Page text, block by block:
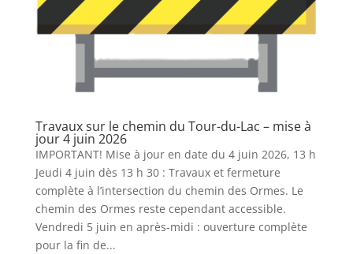
Travaux sur le chemin du Tour-du-Lac – mise à
jour 4 juin 2026
IMPORTANT! Mise à jour en date du 4 juin 2026, 13 h
Jeudi 4 juin dès 13 h 30 : Travaux et fermeture
complète à l’intersection du chemin des Ormes. Le
chemin des Ormes reste cependant accessible.
Vendredi 5 juin en après-midi : ouverture complète
pour la fin de...